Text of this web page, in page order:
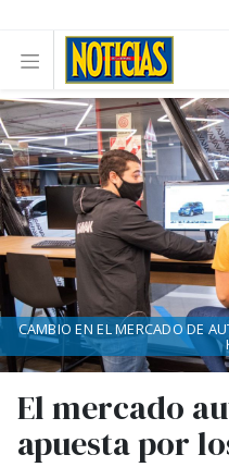
El mercado
apuesta por
CAMBIO EN EL MERCADO DE